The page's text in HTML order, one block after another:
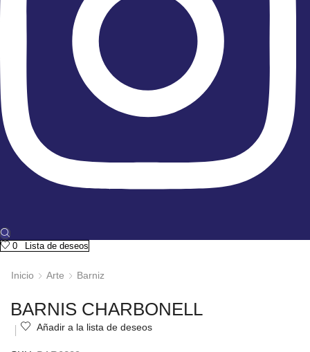
0 Lista de deseos
Inicio Arte Barniz
BARNIS CHARBONELL
Añadir a la lista de deseos